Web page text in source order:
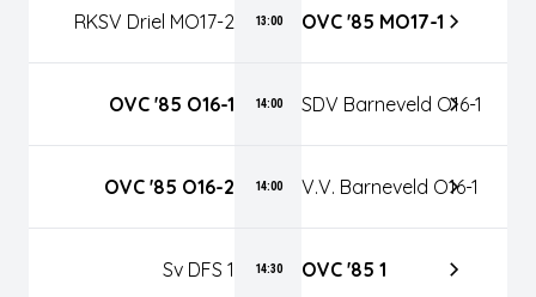
RKSV Driel MO17-2 13:00 OVC '85 MO17-1
OVC '85 O16-1 14:00 SDV Barneveld O16-1
OVC '85 O16-2 14:00 V.V. Barneveld O16-1
Sv DFS 1 14:30 OVC '85 1